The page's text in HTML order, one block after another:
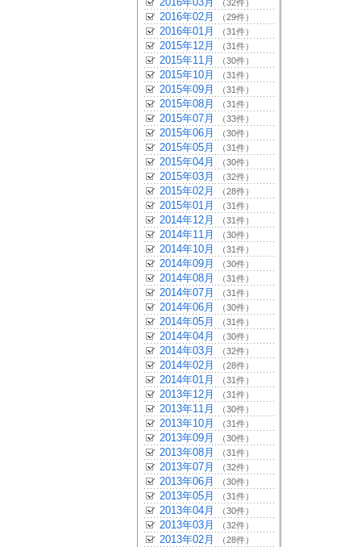
（32件）
2016年02月 （29件）
2016年01月 （31件）
2015年12月 （31件）
2015年11月 （30件）
2015年10月 （31件）
2015年09月 （31件）
2015年08月 （31件）
2015年07月 （33件）
2015年06月 （30件）
2015年05月 （31件）
2015年04月 （30件）
2015年03月 （32件）
2015年02月 （28件）
2015年01月 （31件）
2014年12月 （31件）
2014年11月 （30件）
2014年10月 （31件）
2014年09月 （30件）
2014年08月 （31件）
2014年07月 （31件）
2014年06月 （30件）
2014年05月 （31件）
2014年04月 （30件）
2014年03月 （32件）
2014年02月 （28件）
2014年01月 （31件）
2013年12月 （31件）
2013年11月 （30件）
2013年10月 （31件）
2013年09月 （30件）
2013年08月 （31件）
2013年07月 （32件）
2013年06月 （30件）
2013年05月 （31件）
2013年04月 （30件）
2013年03月 （32件）
2013年02月 （28件）